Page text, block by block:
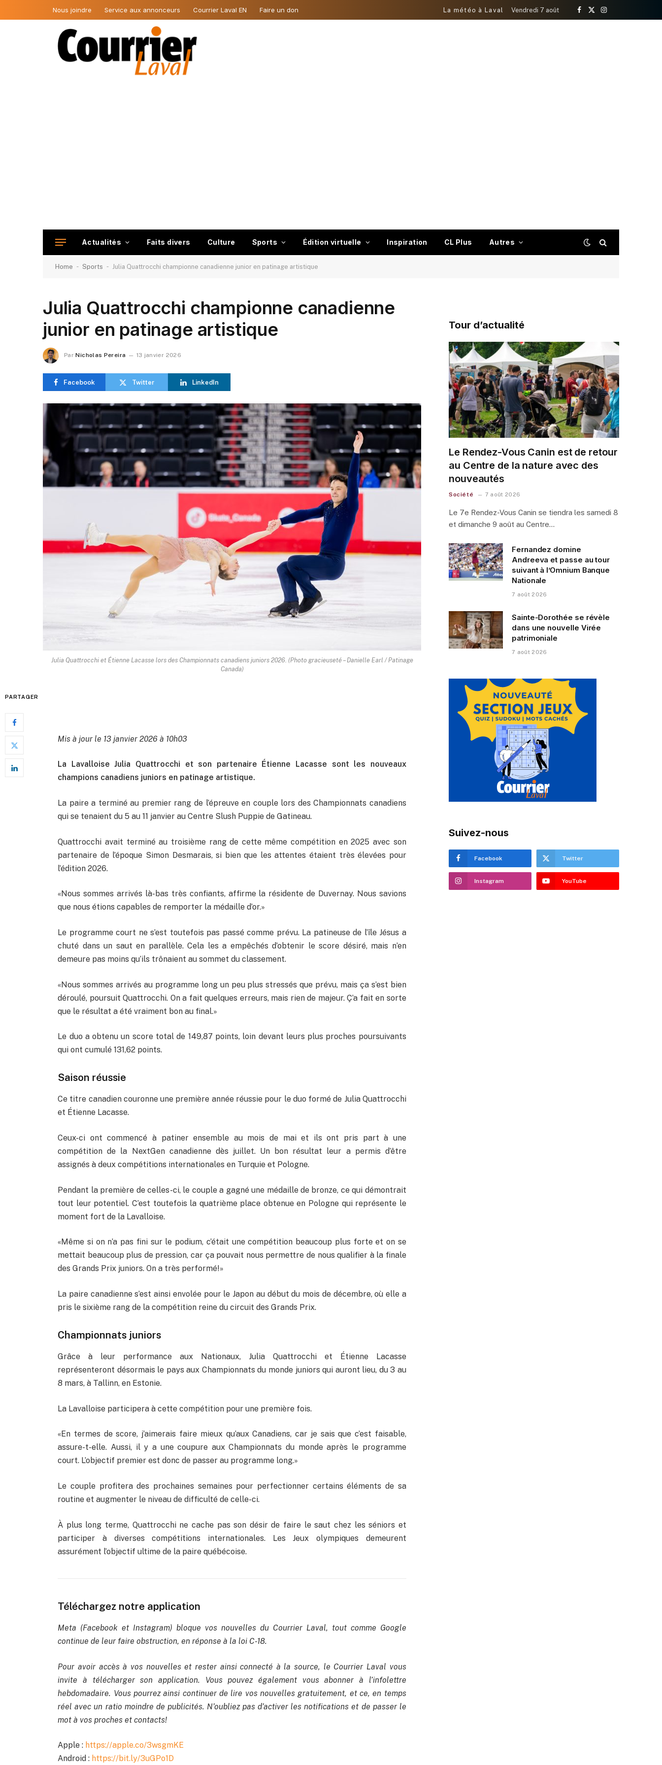
Nous joindre Service aux annonceurs Courrier Laval EN Faire un don La météo à Laval Vendredi 7 août
Facebook
X
Instagram
Actualités Faits divers Culture Sports Édition virtuelle Inspiration CL Plus Autres
Home - Sports - Julia Quattrocchi championne canadienne junior en patinage artistique
Julia Quattrocchi championne canadienne
junior en patinage artistique
Par Nicholas Pereira 13 janvier 2026
Facebook Twitter LinkedIn
Julia Quattrocchi et Étienne Lacasse lors des Championnats canadiens juniors 2026. (Photo gracieuseté – Danielle Earl / Patinage
Canada)
PARTAGER
Mis à jour le 13 janvier 2026 à 10h03
La Lavalloise Julia Quattrocchi et son partenaire Étienne Lacasse sont les nouveaux
champions canadiens juniors en patinage artistique.
La paire a terminé au premier rang de l’épreuve en couple lors des Championnats canadiens
qui se tenaient du 5 au 11 janvier au Centre Slush Puppie de Gatineau.
Quattrocchi avait terminé au troisième rang de cette même compétition en 2025 avec son
partenaire de l’époque Simon Desmarais, si bien que les attentes étaient très élevées pour
l’édition 2026.
«Nous sommes arrivés là-bas très confiants, affirme la résidente de Duvernay. Nous savions
que nous étions capables de remporter la médaille d’or.»
Le programme court ne s’est toutefois pas passé comme prévu. La patineuse de l’île Jésus a
chuté dans un saut en parallèle. Cela les a empêchés d’obtenir le score désiré, mais n’en
demeure pas moins qu’ils trônaient au sommet du classement.
«Nous sommes arrivés au programme long un peu plus stressés que prévu, mais ça s’est bien
déroulé, poursuit Quattrocchi. On a fait quelques erreurs, mais rien de majeur. Ç’a fait en sorte
que le résultat a été vraiment bon au final.»
Le duo a obtenu un score total de 149,87 points, loin devant leurs plus proches poursuivants
qui ont cumulé 131,62 points.
Saison réussie
Ce titre canadien couronne une première année réussie pour le duo formé de Julia Quattrocchi
et Étienne Lacasse.
Ceux-ci ont commencé à patiner ensemble au mois de mai et ils ont pris part à une
compétition de la NextGen canadienne dès juillet. Un bon résultat leur a permis d’être
assignés à deux compétitions internationales en Turquie et Pologne.
Pendant la première de celles-ci, le couple a gagné une médaille de bronze, ce qui démontrait
tout leur potentiel. C’est toutefois la quatrième place obtenue en Pologne qui représente le
moment fort de la Lavalloise.
«Même si on n’a pas fini sur le podium, c’était une compétition beaucoup plus forte et on se
mettait beaucoup plus de pression, car ça pouvait nous permettre de nous qualifier à la finale
des Grands Prix juniors. On a très performé!»
La paire canadienne s’est ainsi envolée pour le Japon au début du mois de décembre, où elle a
pris le sixième rang de la compétition reine du circuit des Grands Prix.
Championnats juniors
Grâce à leur performance aux Nationaux, Julia Quattrocchi et Étienne Lacasse
représenteront désormais le pays aux Championnats du monde juniors qui auront lieu, du 3 au
8 mars, à Tallinn, en Estonie.
La Lavalloise participera à cette compétition pour une première fois.
«En termes de score, j’aimerais faire mieux qu’aux Canadiens, car je sais que c’est faisable,
assure-t-elle. Aussi, il y a une coupure aux Championnats du monde après le programme
court. L’objectif premier est donc de passer au programme long.»
Le couple profitera des prochaines semaines pour perfectionner certains éléments de sa
routine et augmenter le niveau de difficulté de celle-ci.
À plus long terme, Quattrocchi ne cache pas son désir de faire le saut chez les séniors et
participer à diverses compétitions internationales. Les Jeux olympiques demeurent
assurément l’objectif ultime de la paire québécoise.
Téléchargez notre application
Meta (Facebook et Instagram) bloque vos nouvelles du Courrier Laval, tout comme Google
continue de leur faire obstruction, en réponse à la loi C-18.
Pour avoir accès à vos nouvelles et rester ainsi connecté à la source, le Courrier Laval vous
invite à télécharger son application. Vous pouvez également vous abonner à l’infolettre
hebdomadaire. Vous pourrez ainsi continuer de lire vos nouvelles gratuitement, et ce, en temps
réel avec un ratio moindre de publicités. N’oubliez pas d’activer les notifications et de passer le
mot à vos proches et contacts!
Apple : https://apple.co/3wsgmKE
Android : https://bit.ly/3uGPo1D
Tour d’actualité
Le Rendez-Vous Canin est de retour
au Centre de la nature avec des
nouveautés
Société 7 août 2026
Le 7e Rendez-Vous Canin se tiendra les samedi 8
et dimanche 9 août au Centre…
Fernandez domine
Andreeva et passe au tour
suivant à l’Omnium Banque
Nationale
7 août 2026
Sainte-Dorothée se révèle
dans une nouvelle Virée
patrimoniale
7 août 2026
Suivez-nous
Facebook Twitter
Instagram YouTube